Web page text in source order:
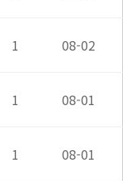
1 08-02
1 08-01
1 08-01